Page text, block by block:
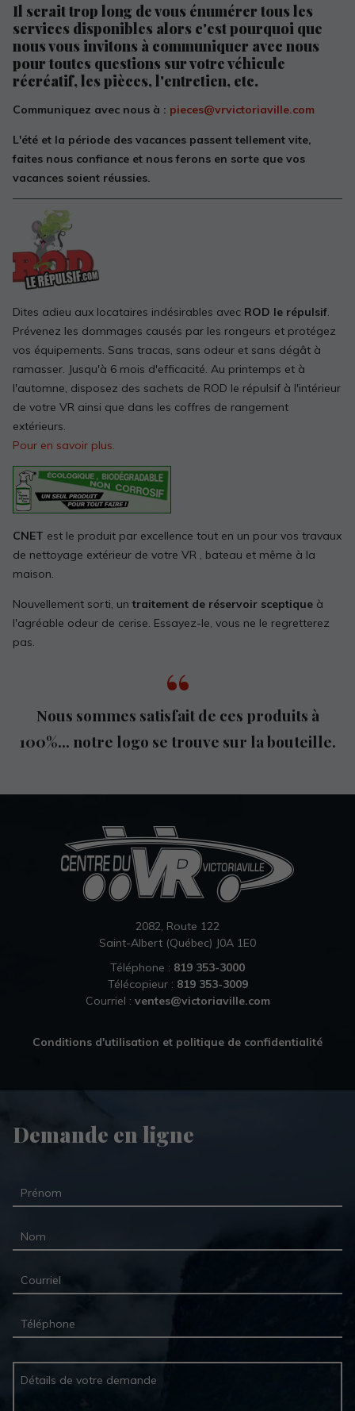
Il serait trop long de vous énumérer tous les
services disponibles alors c'est pourquoi que
nous vous invitons à communiquer avec nous
pour toutes questions sur votre véhicule
récréatif, les pièces, l'entretien, etc.
Communiquez avec nous à : pieces@vrvictoriaville.com
L'été et la période des vacances passent tellement vite,
faites nous confiance et nous ferons en sorte que vos
vacances soient réussies.
Dites adieu aux locataires indésirables avec ROD le répulsif.
Prévenez les dommages causés par les rongeurs et protégez
vos équipements. Sans tracas, sans odeur et sans dégât à
ramasser. Jusqu'à 6 mois d'efficacité. Au printemps et à
l'automne, disposez des sachets de ROD le répulsif à l'intérieur
de votre VR ainsi que dans les coffres de rangement
extérieurs.
Pour en savoir plus.
CNET est le produit par excellence tout en un pour vos travaux
de nettoyage extérieur de votre VR , bateau et même à la
maison.
Nouvellement sorti, untraitement de réservoir sceptique à
l'agréable odeur de cerise. Essayez-le, vous ne le regretterez
pas.
Nous sommes satisfait de ces produits à
100%... notre logo se trouve sur la bouteille.
2082, Route 122
Saint-Albert (Québec) J0A 1E0
Téléphone : 819 353-3000
Télécopieur : 819 353-3009
Courriel : ventes@victoriaville.com
Conditions d'utilisation et politique de confidentialité
Demande en ligne
Prénom
Nom
Courriel
Téléphone
Détails de votre demande